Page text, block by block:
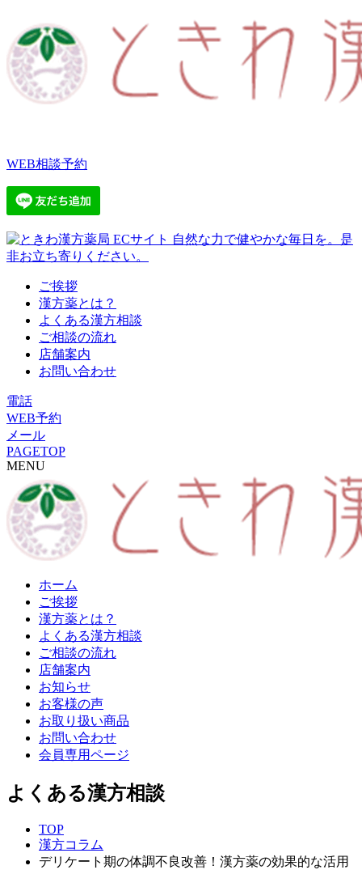
WEB相談予約
ご挨拶
漢方薬とは？
よくある漢方相談
ご相談の流れ
店舗案内
お問い合わせ
電話
WEB予約
メール
PAGETOP
MENU
ホーム
ご挨拶
漢方薬とは？
よくある漢方相談
ご相談の流れ
店舗案内
お知らせ
お客様の声
お取り扱い商品
お問い合わせ
会員専用ページ
よくある漢方相談
TOP
漢方コラム
デリケート期の体調不良改善！漢方薬の効果的な活用